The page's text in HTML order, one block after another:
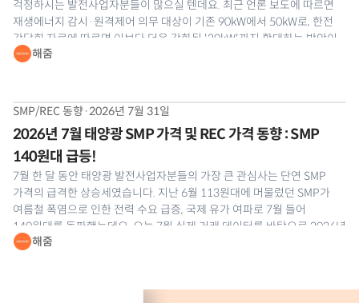
걱정하시는 발전사업자분들이 많으실 텐데요. 최근 언론 보도에 따르면
재생에너지 감시·원격제어 의무 대상이 기존 90kW에서 50kW로, 한전
간담회 자료에 따르면 이보다 더욱 강화된 '20kW'까지 확대하는 방안이
나와 발전사업자분들의 이목이 집중되고 있습니다. 공식 개정안은 최종
해줌
SMP/REC 동향·2026년 7월 31일
2026년 7월 태양광 SMP 가격 및 REC 가격 동향 : SMP
140원대 급등!
7월 한 달 동안 태양광 발전사업자분들의 가장 큰 관심사는 단연 SMP
가격의 급격한 상승세였습니다. 지난 6월 113원대에 머물렀던 SMP가
여름철 폭염으로 인한 전력 수요 급증, 국제 유가 여파로 7월 들어
140원대를 돌파했는데요. 오늘 7월 실제 거래 데이터를 바탕으로 2026년
7월 태양광 SMP 및 REC 현물시장 동향을 해줌이 정밀 분석해
해줌